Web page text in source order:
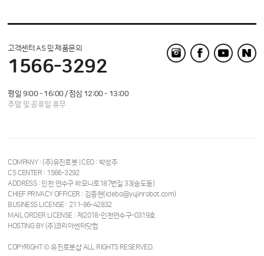
고객센터 AS 및 제품문의
1566-3292
평일 9:00 - 16:00 / 점심 12:00 - 13:00
주말 및 공휴일 휴무
COMPANY : (주)유진로봇 | CEO : 박성주
CS CENTER : 1566-3292
ADDRESS : 인천 연수구 하모니로187번길 33(송도동)
CHIEF PRIVACY OFFICER : 김종현(iclebo@yujinrobot.com)
BUSINESS LICENSE : 211-86-42832
MAIL ORDER LICENSE : 제2018-인천연수구-0319호
HOSTING BY (주)코리아센터닷컴
COPYRIGHT © 유진로봇샵 ALL RIGHTS RESERVED.